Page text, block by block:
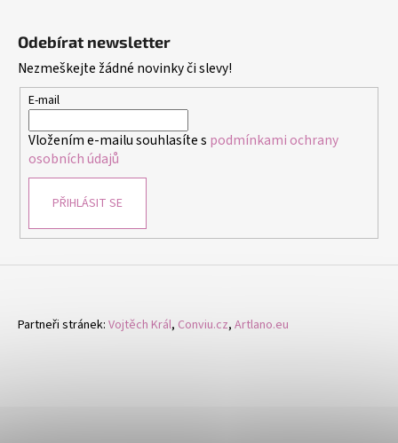
s
Odebírat newsletter
Nezmeškejte žádné novinky či slevy!
E-mail
Vložením e-mailu souhlasíte s podmínkami ochrany
osobních údajů
PŘIHLÁSIT SE
Partneři stránek: Vojtěch Král, Conviu.cz, Artlano.eu